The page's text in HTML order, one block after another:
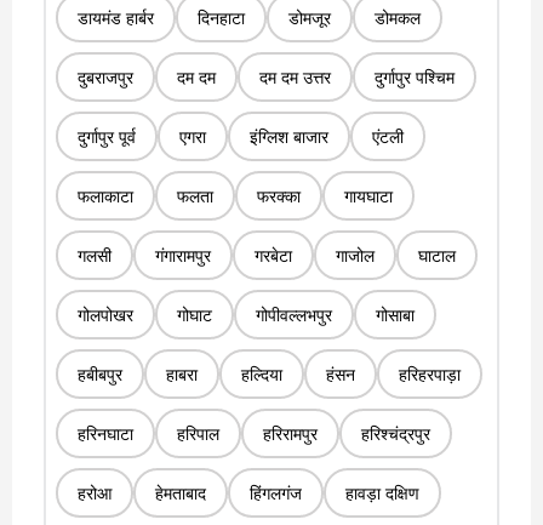
डायमंड हार्बर दिनहाटा डोमजूर डोमकल
दुबराजपुर दम दम दम दम उत्तर दुर्गापुर पश्चिम
दुर्गापुर पूर्व एगरा इंग्लिश बाजार एंटली
फलाकाटा फलता फरक्का गायघाटा
गलसी गंगारामपुर गरबेटा गाजोल घाटाल
गोलपोखर गोघाट गोपीवल्लभपुर गोसाबा
हबीबपुर हाबरा हल्दिया हंसन हरिहरपाड़ा
हरिनघाटा हरिपाल हरिरामपुर हरिश्चंद्रपुर
हरोआ हेमताबाद हिंगलगंज हावड़ा दक्षिण